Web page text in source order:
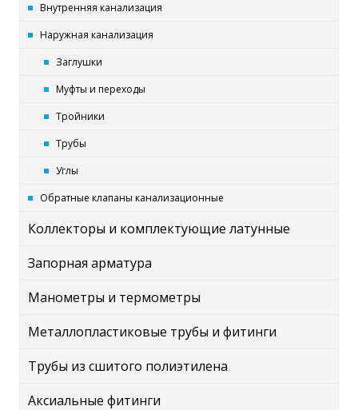
Внутренняя канализация
Наружная канализация
Заглушки
Муфты и переходы
Тройники
Трубы
Углы
Обратные клапаны канализационные
Коллекторы и комплектующие латунные
Запорная арматура
Манометры и термометры
Металлопластиковые трубы и фитинги
Трубы из сшитого полиэтилена
Аксиальные фитинги